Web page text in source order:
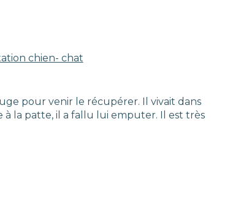
chien- chat
pour venir le récupérer. Il vivait dans
à la patte, il a fallu lui emputer. Il est très